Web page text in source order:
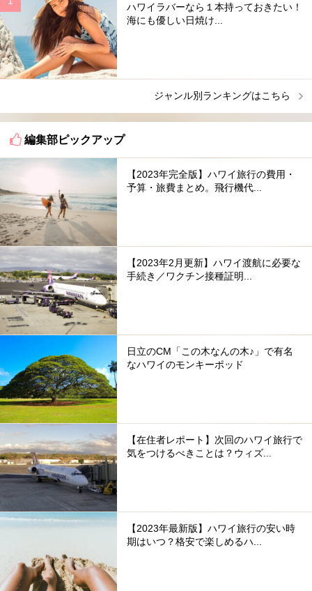
ハワイラバーなら１本持っておきたい！
海にも優しい日焼け...
ジャンル別ランキングはこちら
編集部ピックアップ
【2023年完全版】ハワイ旅行の費用・
予算・旅費まとめ。飛行機代...
【2023年2月更新】ハワイ渡航に必要な
手続き／ワクチン接種証明...
日立のCM「この木なんの木♪」で有名
なハワイのモンキーポッド
【在住者レポート】次回のハワイ旅行で
気をつけるべきことは？ウィズ...
【2023年最新版】ハワイ旅行の安い時
期はいつ？格安で楽しめるハ...